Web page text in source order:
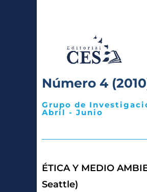
Número 4
Grupo de
Abril - Junio
ÉTICA Y MEDIO
Seattle)